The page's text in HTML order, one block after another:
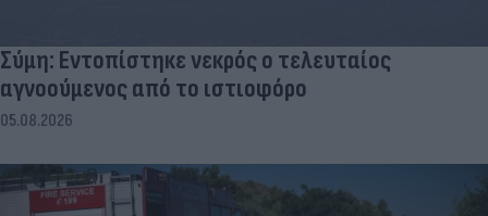
Σύμη: Εντοπίστηκε νεκρός ο τελευταίος
αγνοούμενος από το ιστιοφόρο
05.08.2026